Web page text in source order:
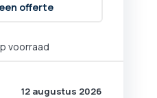
voorraad
12 augustus 2026
offerte